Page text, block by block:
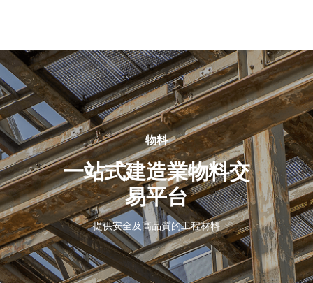
們
物料
一站式建造業物料交
易平台
提供安全及高品質的工程材料